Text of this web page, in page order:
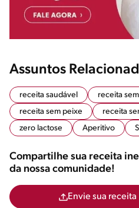
Assuntos
receita saudável
receita
receita sem peixe
receita
zero lactose
Aperitivo
Compartilhe sua receita
da nossa comunidade!
Envie sua receita